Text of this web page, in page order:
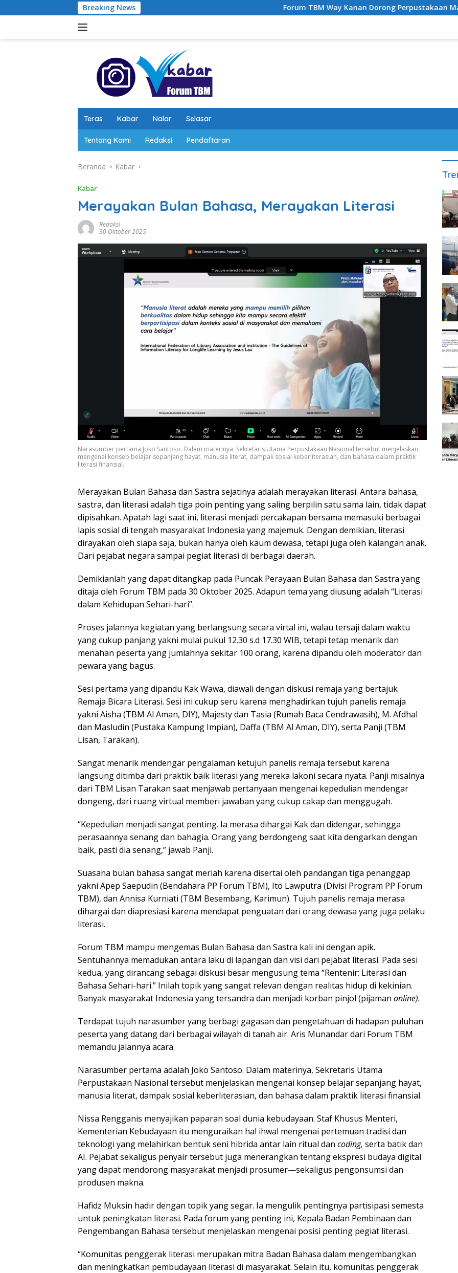
ke
Breaking News Forum TBM Way Kanan Dorong Perpustakaan Masjid dan
Teras Kabar Nalar Selasar
Tentang Kami Redaksi Pendaftaran
Beranda Kabar
Kabar
Merayakan Bulan Bahasa, Merayakan Literasi
Redaksi
30 Oktober 2025
Narasumber pertama Joko Santoso. Dalam materinya, Sekretaris Utama Perpustakaan Nasional tersebut menjelaskan
mengenai konsep belajar sepanjang hayat, manusia literat, dampak sosial keberliterasian, dan bahasa dalam praktik
literasi finansial.
Merayakan Bulan Bahasa dan Sastra sejatinya adalah merayakan literasi. Antara bahasa,
sastra, dan literasi adalah tiga poin penting yang saling berpilin satu sama lain, tidak dapat
dipisahkan. Apatah lagi saat ini, literasi menjadi percakapan bersama memasuki berbagai
lapis sosial di tengah masyarakat Indonesia yang majemuk. Dengan demikian, literasi
dirayakan oleh siapa saja, bukan hanya oleh kaum dewasa, tetapi juga oleh kalangan anak.
Dari pejabat negara sampai pegiat literasi di berbagai daerah.
Demikianlah yang dapat ditangkap pada Puncak Perayaan Bulan Bahasa dan Sastra yang
ditaja oleh Forum TBM pada 30 Oktober 2025. Adapun tema yang diusung adalah “Literasi
dalam Kehidupan Sehari-hari”.
Proses jalannya kegiatan yang berlangsung secara virtal ini, walau tersaji dalam waktu
yang cukup panjang yakni mulai pukul 12.30 s.d 17.30 WIB, tetapi tetap menarik dan
menahan peserta yang jumlahnya sekitar 100 orang, karena dipandu oleh moderator dan
pewara yang bagus.
Sesi pertama yang dipandu Kak Wawa, diawali dengan diskusi remaja yang bertajuk
Remaja Bicara Literasi. Sesi ini cukup seru karena menghadirkan tujuh panelis remaja
yakni Aisha (TBM Al Aman, DIY), Majesty dan Tasia (Rumah Baca Cendrawasih), M. Afdhal
dan Masludin (Pustaka Kampung Impian), Daffa (TBM Al Aman, DIY), serta Panji (TBM
Lisan, Tarakan).
Sangat menarik mendengar pengalaman ketujuh panelis remaja tersebut karena
langsung ditimba dari praktik baik literasi yang mereka lakoni secara nyata. Panji misalnya
dari TBM Lisan Tarakan saat menjawab pertanyaan mengenai kepedulian mendengar
dongeng, dari ruang virtual memberi jawaban yang cukup cakap dan menggugah.
“Kepedulian menjadi sangat penting. Ia merasa dihargai Kak dan didengar, sehingga
perasaannya senang dan bahagia. Orang yang berdongeng saat kita dengarkan dengan
baik, pasti dia senang,” jawab Panji.
Suasana bulan bahasa sangat meriah karena disertai oleh pandangan tiga penanggap
yakni Apep Saepudin (Bendahara PP Forum TBM), Ito Lawputra (Divisi Program PP Forum
TBM), dan Annisa Kurniati (TBM Besembang, Karimun). Tujuh panelis remaja merasa
dihargai dan diapresiasi karena mendapat penguatan dari orang dewasa yang juga pelaku
literasi.
Forum TBM mampu mengemas Bulan Bahasa dan Sastra kali ini dengan apik.
Sentuhannya memadukan antara laku di lapangan dan visi dari pejabat literasi. Pada sesi
kedua, yang dirancang sebagai diskusi besar mengusung tema “Rentenir: Literasi dan
Bahasa Sehari-hari.” Inilah topik yang sangat relevan dengan realitas hidup di kekinian.
Banyak masyarakat Indonesia yang tersandra dan menjadi korban pinjol (pijaman online).
Terdapat tujuh narasumber yang berbagi gagasan dan pengetahuan di hadapan puluhan
peserta yang datang dari berbagai wilayah di tanah air. Aris Munandar dari Forum TBM
memandu jalannya acara.
Narasumber pertama adalah Joko Santoso. Dalam materinya, Sekretaris Utama
Perpustakaan Nasional tersebut menjelaskan mengenai konsep belajar sepanjang hayat,
manusia literat, dampak sosial keberliterasian, dan bahasa dalam praktik literasi finansial.
Nissa Rengganis menyajikan paparan soal dunia kebudayaan. Staf Khusus Menteri,
Kementerian Kebudayaan itu menguraikan hal ihwal mengenai pertemuan tradisi dan
teknologi yang melahirkan bentuk seni hibrida antar lain ritual dan coding, serta batik dan
AI. Pejabat sekaligus penyair tersebut juga menerangkan tentang ekspresi budaya digital
yang dapat mendorong masyarakat menjadi prosumer—sekaligus pengonsumsi dan
produsen makna.
Hafidz Muksin hadir dengan topik yang segar. Ia mengulik pentingnya partisipasi semesta
untuk peningkatan literasi. Pada forum yang penting ini, Kepala Badan Pembinaan dan
Pengembangan Bahasa tersebut menjelaskan mengenai posisi penting pegiat literasi.
“Komunitas penggerak literasi merupakan mitra Badan Bahasa dalam mengembangkan
dan meningkatkan pembudayaan literasi di masyarakat. Selain itu, komunitas penggerak